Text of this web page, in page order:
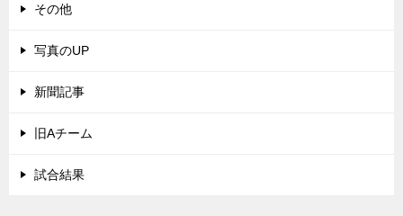
その他
写真のUP
新聞記事
旧Aチーム
試合結果